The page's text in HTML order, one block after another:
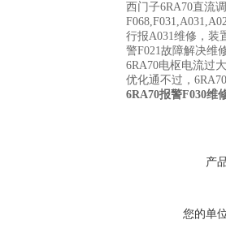
西门子6RA70直流
行报A031维修，装
警F021故障解决维
6RA70电枢电流过
优化通不过，
6RA70报警F030维
产
您的单